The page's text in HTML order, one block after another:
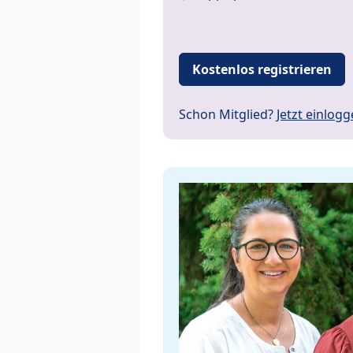
Kostenlos registrieren
Schon Mitglied? Jetzt